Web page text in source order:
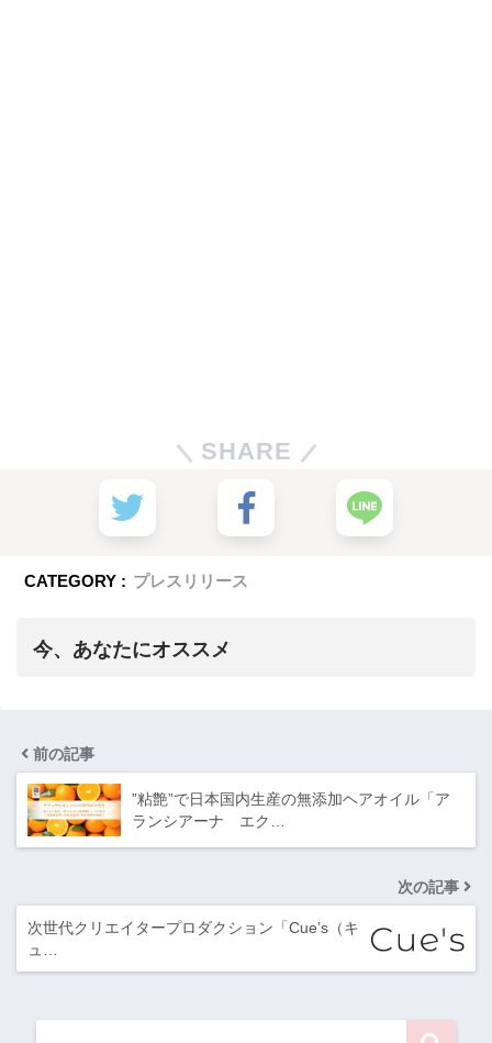
SHARE
CATEGORY : プレスリリース
今、あなたにオススメ
前の記事
”粘艶”で日本国内生産の無添加ヘアオイル「ア
ランシアーナ エク…
次の記事
次世代クリエイタープロダクション「Cue’s（キ
ュ…